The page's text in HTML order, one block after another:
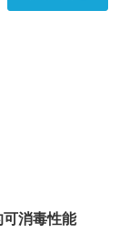
消毒性能